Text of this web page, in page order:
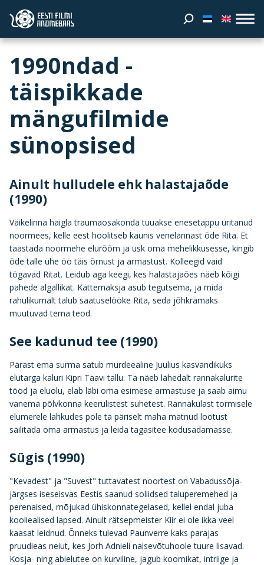
1990ndad -
täispikkade
mängufilmide
sünopsised
Ainult hulludele ehk halastajaõde
(1990)
Väikelinna haigla traumaosakonda tuuakse enesetappu üritanud
noormees, kelle eest hoolitseb kaunis venelannast õde Rita. Et
taastada noormehe elurõõm ja usk oma mehelikkusesse, kingib
õde talle ühe öö täis õrnust ja armastust. Kolleegid vaid
tögavad Ritat. Leidub aga keegi, kes halastajaões näeb kõigi
pahede algallikat. Kättemaksja asub tegutsema, ja mida
rahulikumalt talub saatuselööke Rita, seda jõhkramaks
muutuvad tema teod.
See kadunud tee (1990)
Pärast ema surma satub murdeealine Juulius kasvandikuks
elutarga kaluri Kipri Taavi tallu. Ta näeb lähedalt rannakalurite
tööd ja eluolu, elab läbi oma esimese armastuse ja saab aimu
vanema põlvkonna keerulistest suhetest. Rannakülast tormisele
elumerele lahkudes pole ta päriselt maha matnud lootust
säilitada oma armastus ja leida tagasitee kodusadamasse.
Sügis (1990)
"Kevadest" ja "Suvest" tuttavatest noortest on Vabadussõja-
järgses iseseisvas Eestis saanud soliidsed taluperemehed ja
perenaised, mõjukad ühiskonnategelased, kellel endal juba
kooliealised lapsed. Ainult rätsepmeister Kiir ei ole ikka veel
kaasat leidnud. Õnneks tulevad Paunverre kaks parajas
pruudieas neiut, kes Jorh Adnieli naisevõtuhoole tuure lisavad.
Kosja- ning abielutee on kurviline, jagub koomikat, intriige ja